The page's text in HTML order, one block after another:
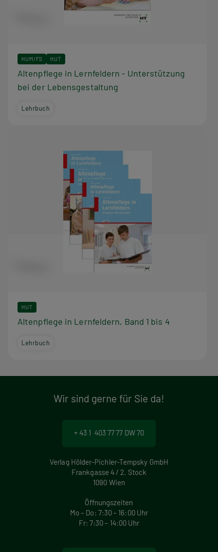
HUM/FS HUT
Altenpflege in Lernfeldern - Unterstützung
bei der Lebensgestaltung
Lehrbuch
HUT
Altenpflege in Lernfeldern, Band 1 bis 4
Lehrbuch
Wir sind gerne für Sie da!
+ 43 1 403 77 77 DW 70
Verlag Hölder-Pichler-Tempsky GmbH
Frankgasse 4 / 2. Stock
1090 Wien
Öffnungszeiten
Mo – Do: 7:30 – 16:00 Uhr
Fr: 7:30 – 14:00 Uhr